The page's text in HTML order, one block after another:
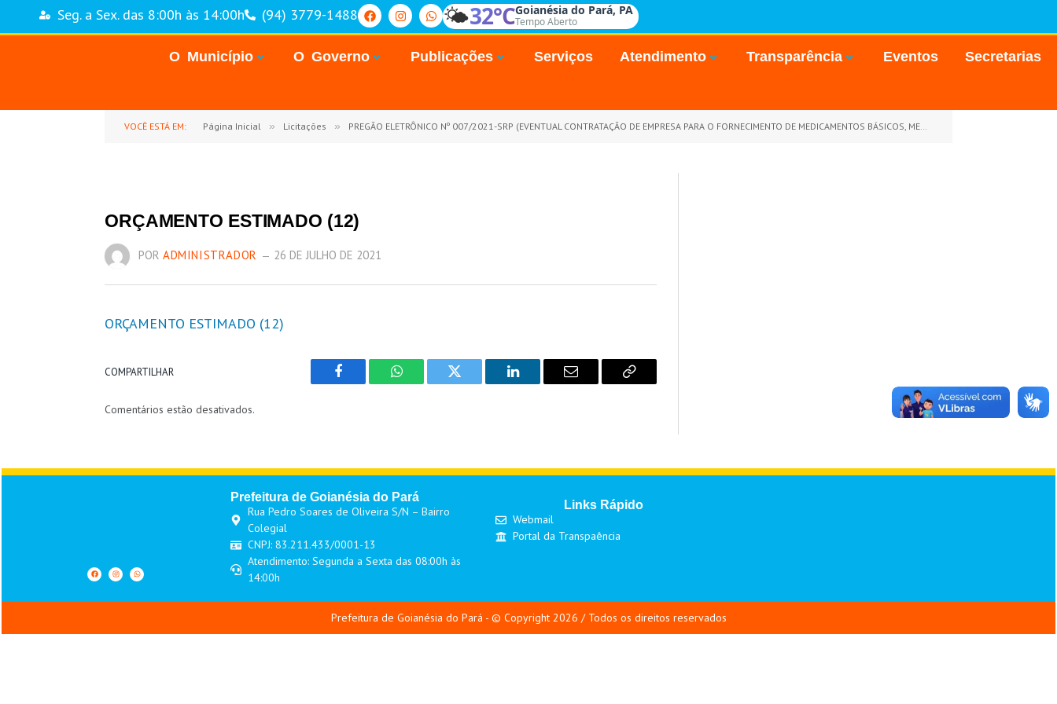
Seg. a Sex. das 8:00h às 14:00h (94) 3779-1488 🌤️32°CGoianésia do Pará, PA
Tempo Aberto
O Município O Governo Publicações Serviços Atendimento Transparência Eventos Secretarias
VOCÊ ESTÁ EM: Página Inicial » Licitações » PREGÃO ELETRÔNICO Nº 007/2021-SRP (EVENTUAL CONTRATAÇÃO DE EMPRESA PARA O FORNECIMENTO DE MEDICAMENTOS BÁSICOS, MEDICAMENTOS DE CONTROLE ESPECIAL, MATERIAL TÉCNICO HOSPITALAR E MATERIAL ODONTOLÓGICO)
ORÇAMENTO ESTIMADO (12)
POR ADMINISTRADOR 26 DE JULHO DE 2021
ORÇAMENTO ESTIMADO (12)
COMPARTILHAR
Facebook WhatsAppTwitter LinkedIn Email
Copy
Comentários estão desativados.
Prefeitura de Goianésia do Pará
Rua Pedro Soares de Oliveira S/N – Bairro
Colegial
CNPJ: 83.211.433/0001-13
Atendimento: Segunda a Sexta das 08:00h às
14:00h
Links Rápido
Webmail
Portal da Transpaência
Prefeitura de Goianésia do Pará - © Copyright 2026 / Todos os direitos reservados